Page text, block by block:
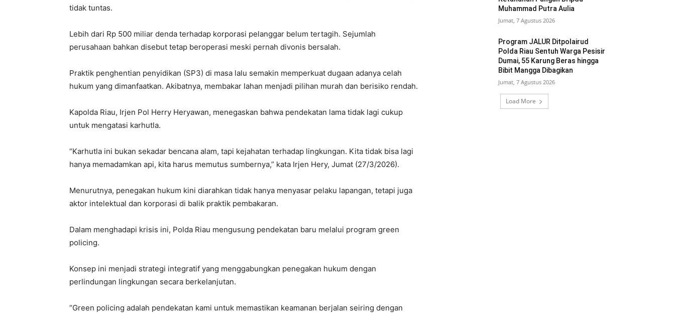
tidak tuntas.
Lebih dari Rp 500 miliar denda terhadap korporasi pelanggar belum tertagih. Sejumlah
perusahaan bahkan disebut tetap beroperasi meski pernah divonis bersalah.
Praktik penghentian penyidikan (SP3) di masa lalu semakin memperkuat dugaan adanya celah
hukum yang dimanfaatkan. Akibatnya, membakar lahan menjadi pilihan murah dan berisiko rendah.
Kapolda Riau, Irjen Pol Herry Heryawan, menegaskan bahwa pendekatan lama tidak lagi cukup
untuk mengatasi karhutla.
“Karhutla ini bukan sekadar bencana alam, tapi kejahatan terhadap lingkungan. Kita tidak bisa lagi
hanya memadamkan api, kita harus memutus sumbernya,” kata Irjen Hery, Jumat (27/3/2026).
Menurutnya, penegakan hukum kini diarahkan tidak hanya menyasar pelaku lapangan, tetapi juga
aktor intelektual dan korporasi di balik praktik pembakaran.
Dalam menghadapi krisis ini, Polda Riau mengusung pendekatan baru melalui program green
policing.
Konsep ini menjadi strategi integratif yang menggabungkan penegakan hukum dengan
perlindungan lingkungan secara berkelanjutan.
“Green policing adalah pendekatan kami untuk memastikan keamanan berjalan seiring dengan
Muhammad Putra Aulia
Jumat, 7 Agustus 2026
Program JALUR Ditpolairud
Polda Riau Sentuh Warga Pesisir
Dumai, 55 Karung Beras hingga
Bibit Mangga Dibagikan
Jumat, 7 Agustus 2026
Load More